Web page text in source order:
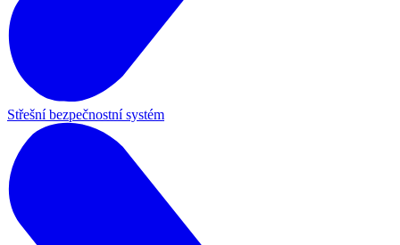
Střešní bezpečnostní systém